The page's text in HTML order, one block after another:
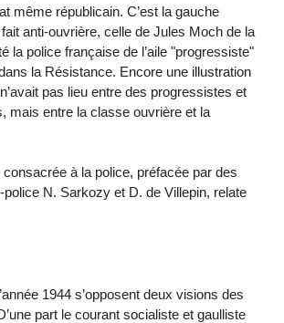
même républicain. C’est la gauche
anti-ouvrière, celle de Jules Moch de la
la police française de l’aile "progressiste"
la Résistance. Encore une illustration
pas lieu entre des progressistes et
mais entre la classe ouvrière et la
à la police, préfacée par des
police N. Sarkozy et D. de Villepin, relate
1944 s’opposent deux visions des
part le courant socialiste et gaulliste